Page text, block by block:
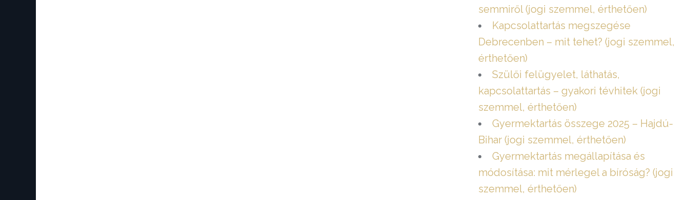
semmiről (jogi szemmel, érthetően)
Kapcsolattartás megszegése
Debrecenben – mit tehet? (jogi szemmel,
érthetően)
Szülői felügyelet, láthatás,
kapcsolattartás – gyakori tévhitek (jogi
szemmel, érthetően)
Gyermektartás összege 2025 – Hajdú-
Bihar (jogi szemmel, érthetően)
Gyermektartás megállapítása és
módosítása: mit mérlegel a bíróság? (jogi
szemmel, érthetően)